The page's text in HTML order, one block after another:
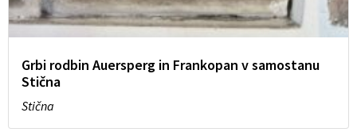
Grbi rodbin Auersperg in Frankopan v samostanu
Stična
Stična